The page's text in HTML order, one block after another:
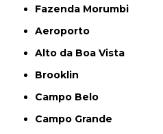
Fazenda Morumbi
Aeroporto
Alto da Boa Vista
Brooklin
Campo Belo
Campo Grande